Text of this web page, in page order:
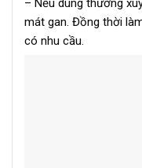
– Nếu dùng thường
mát gan. Đồng thời
có nhu cầu.